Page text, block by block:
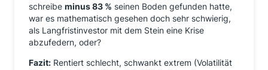
schreibe minus 83 % seinen Boden gefunden hatte,
war es mathematisch gesehen doch sehr schwierig,
als Langfristinvestor mit dem Stein eine Krise
abzufedern, oder?
Fazit: Rentiert schlecht, schwankt extrem (Volatilität